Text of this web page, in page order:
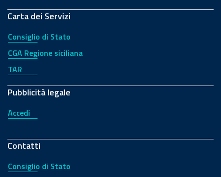
Carta dei Servizi
Consiglio di Stato
CGA Regione siciliana
TAR
Pubblicità legale
Accedi
Contatti
Consiglio di Stato